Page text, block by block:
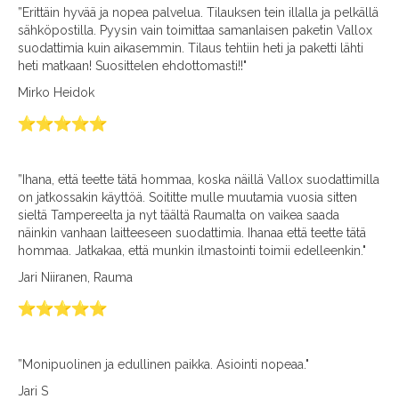
”Erittäin hyvää ja nopea palvelua. Tilauksen tein illalla ja pelkällä
sähköpostilla. Pyysin vain toimittaa samanlaisen paketin Vallox
suodattimia kuin aikasemmin. Tilaus tehtiin heti ja paketti lähti
heti matkaan! Suosittelen ehdottomasti!!"
Mirko Heidok
”Ihana, että teette tätä hommaa, koska näillä Vallox suodattimilla
on jatkossakin käyttöä. Soititte mulle muutamia vuosia sitten
sieltä Tampereelta ja nyt täältä Raumalta on vaikea saada
näinkin vanhaan laitteeseen suodattimia. Ihanaa että teette tätä
hommaa. Jatkakaa, että munkin ilmastointi toimii edelleenkin."
Jari Niiranen, Rauma
”Monipuolinen ja edullinen paikka. Asiointi nopeaa."
Jari S